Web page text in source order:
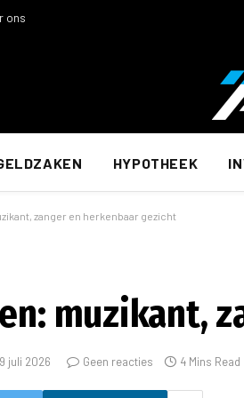
ons
HYPOTHEEK
zanger en herkenbaar gezicht
muzikant,
9 juli 2026 Geen reacties 4 Mins Read